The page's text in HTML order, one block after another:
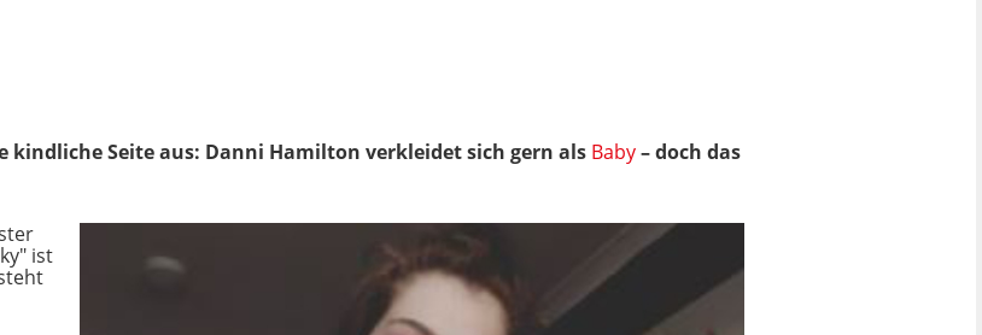
kindliche Seite aus: Danni Hamilton verkleidet sich gern als Baby– doch das
ist